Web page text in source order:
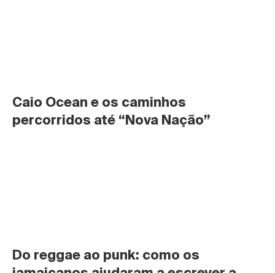
Caio Ocean e os caminhos
percorridos até “Nova Nação”
Do reggae ao punk: como os